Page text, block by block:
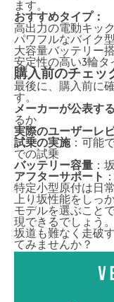
ます。
おすすめタイプ：
高出力の電動キッ
パワフルなバイク
大容量バッテリー
安定性の高い3輪タ
購入前のチェッ
最後に、購入前に
す。
メーカーが公表す
るか
実際のユーザーレ
試乗の実施：可能
での試乗
バッテリー容量 ：
アフターサポート
特定小型原付は日
上り坂性能をしっ
モデルを選ぶこと
現できるでしょう。
坂道も難なく走破
てみませんか？